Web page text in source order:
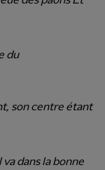
du
son centre étant
dans la bonne